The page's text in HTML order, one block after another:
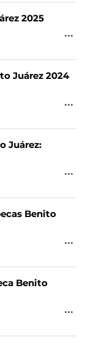
2025
Juárez 2024
Juárez:
Benito
Benito